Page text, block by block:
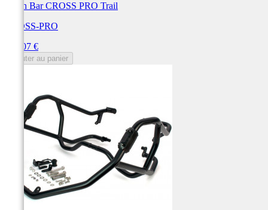
Crash Bar CROSS PRO Trail
CROSS-PRO
284,07 €
Ajouter au panier